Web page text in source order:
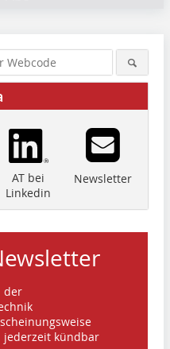
AT bei
Linkedin
Newsletter
der
jederzeit kündbar